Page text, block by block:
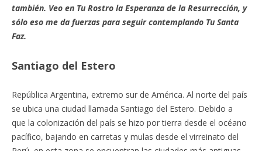
también. Veo en Tu Rostro la Esperanza de la Resurrección, y
sólo eso me da fuerzas para seguir contemplando Tu Santa
Faz.
Santiago del Estero
República Argentina, extremo sur de América. Al norte del país
se ubica una ciudad llamada Santiago del Estero. Debido a
que la colonización del país se hizo por tierra desde el océano
pacífico, bajando en carretas y mulas desde el virreinato del